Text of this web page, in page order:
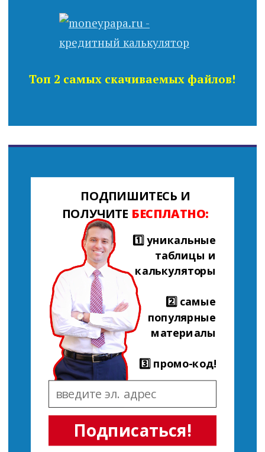
Топ 2 самых скачиваемых файлов!
Подписаться!
ПОДПИШИТЕСЬ И
ПОЛУЧИТЕ БЕСПЛАТНО:
1️⃣ уникальные
таблицы и
калькуляторы
2️⃣ самые
популярные
материалы
3️⃣ промо-код!